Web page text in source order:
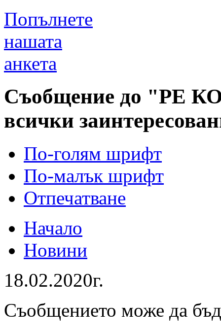
Попълнете
нашата
анкета
Съобщение до "РЕ
всички
По-голям шрифт
По-малък шрифт
Отпечатване
Начало
Новини
18.02.2020г.
Съобщението може да